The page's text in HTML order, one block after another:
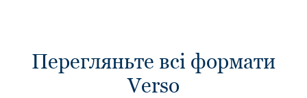
Перегляньте всі формати
Verso